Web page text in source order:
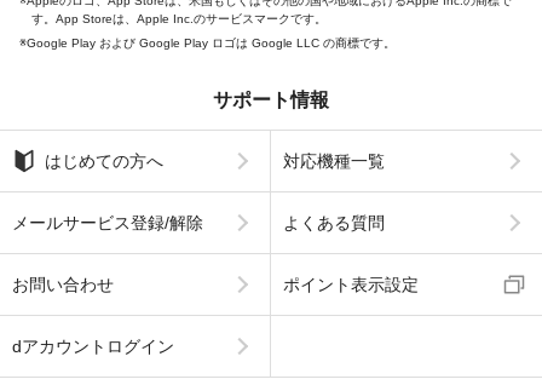
す。App Storeは、Apple Inc.のサービスマークです。
Google Play および Google Play ロゴは Google LLC の商標です。
サポート情報
はじめての方へ 対応機種一覧
メールサービス登録/解除 よくある質問
お問い合わせ ポイント表示設定
dアカウントログイン